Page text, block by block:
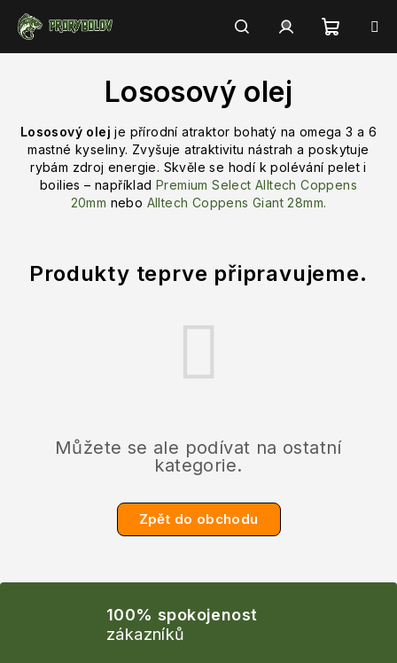
obsah
HledatPřihlášení
Lososový olej
Lososový olej je přírodní atraktor bohatý na omega 3 a 6
mastné kyseliny. Zvyšuje atraktivitu nástrah a poskytuje
rybám zdroj energie. Skvěle se hodí k polévání pelet i
boilies – například Premium Select Alltech Coppens
20mm nebo Alltech Coppens Giant 28mm.
Produkty teprve připravujeme.
Můžete se ale podívat na ostatní
kategorie.
Zpět do obchodu
100% spokojenost
zákazníků